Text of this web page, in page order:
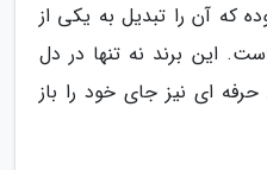
که آن را تبدیل به یکی از
این برند نه تنها در دل
حرفه ای نیز جای خود را باز